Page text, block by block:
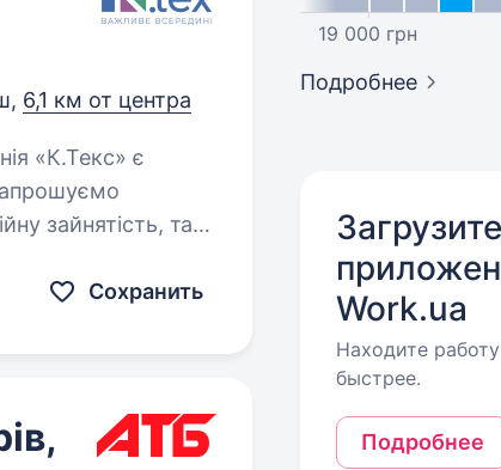
6,1 км от центра
зайнятість, так і
Сохранить
19 000 грн
Подробнее
Загрузите
Work.ua
Находите работу
быстрее.
Подробнее